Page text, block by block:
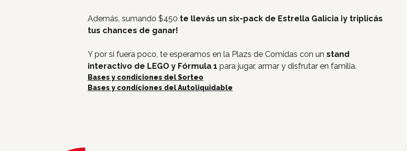
Contacto
Además, sumando $450 te llevás un six-pack de Estrella Galicia ¡y triplicás
tus chances de ganar!
Y por si fuera poco, te esperamos en la Plazs de Comidas con un stand
interactivo de LEGO y Fórmula 1 para jugar, armar y disfrutar en familia.
Bases y condiciones del Sorteo
Bases y condiciones del Autoliquidable